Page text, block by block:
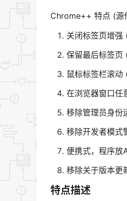
Chrome++ 特点 (源
关闭标签页增强
保留最后标签页
鼠标标签栏滚动
在浏览器窗口任
移除管理员身份
移除开发者模式
便携式，程序放
移除关于版本更
特点描述